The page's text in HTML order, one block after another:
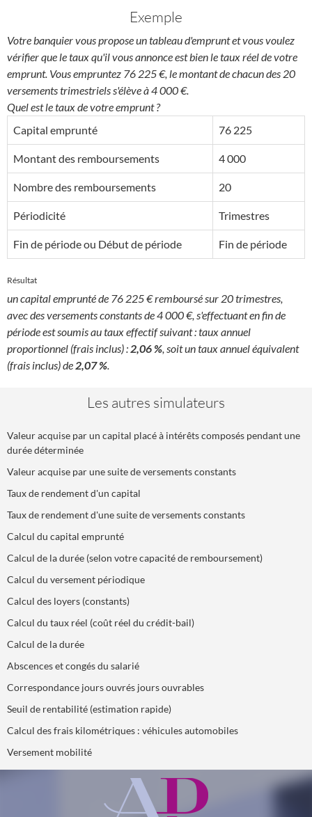
Exemple
Votre banquier vous propose un tableau d'emprunt et vous voulez
vérifier que le taux qu'il vous annonce est bien le taux réel de votre
emprunt. Vous empruntez 76 225 €, le montant de chacun des 20
versements trimestriels s'élève à 4 000 €.
Quel est le taux de votre emprunt ?
Capital emprunté
76 225
Montant des remboursements 4 000
Nombre des remboursements 20
Périodicité Trimestres
Fin de période ou Début de période Fin de période
Résultat
un capital emprunté de 76 225 € remboursé sur 20 trimestres,
avec des versements constants de 4 000 €, s'effectuant en fin de
période est soumis au taux effectif suivant : taux annuel
proportionnel (frais inclus) :2,06 %, soit un taux annuel équivalent
(frais inclus) de2,07 %.
Les autres simulateurs
Valeur acquise par un capital placé à intérêts composés pendant une
durée déterminée
Valeur acquise par une suite de versements constants
Taux de rendement d'un capital
Taux de rendement d'une suite de versements constants
Calcul du capital emprunté
Calcul de la durée (selon votre capacité de remboursement)
Calcul du versement périodique
Calcul des loyers (constants)
Calcul du taux réel (coût réel du crédit-bail)
Calcul de la durée
Abscences et congés du salarié
Correspondance jours ouvrés jours ouvrables
Seuil de rentabilité (estimation rapide)
Calcul des frais kilométriques : véhicules automobiles
Versement mobilité